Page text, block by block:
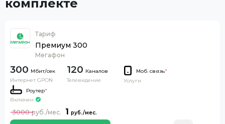
комплекте
Тариф
Премиум 300
Мегафон
300
Интернет GPON
120 Каналов
Телевидение
Моб. связь*
Услуги
Роутер*
Включен
1
3000